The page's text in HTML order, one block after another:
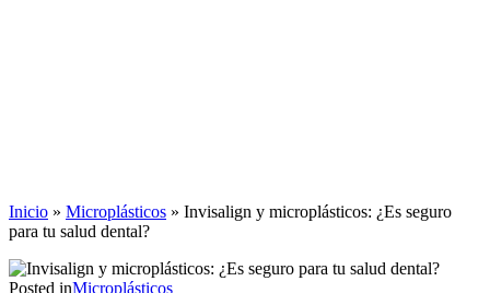
Inicio » Microplásticos » Invisalign y microplásticos: ¿Es seguro
para tu salud dental?
Posted inMicroplásticos